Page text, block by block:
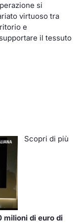
si
virtuoso tra
e
il tessuto
Scopri di più
milioni di euro di